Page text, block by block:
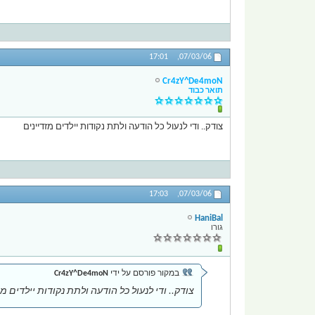
07/03/06,
17:01
Cr4zY^De4moN
תואר כבוד
צודק.. ודי לנעול כל הודעה ולתת נקודות יילדים מזדיינים
07/03/06,
17:03
HaniBal
גורו
במקור פורסם על ידי Cr4zY^De4moN
צודק.. ודי לנעול כל הודעה ולתת נקודות יילדים